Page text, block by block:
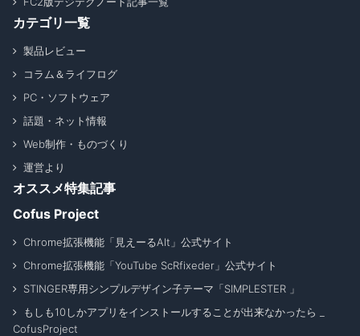
カテゴリ一覧
製品レビュー
コラム＆ライフログ
PC・ソフトウェア
話題・ネット情報
Web制作・ものづくり
運営より
オススメ特集記事
Cofus Project
Chrome拡張機能「見えーるAlt」公式サイト
Chrome拡張機能「YouTube ScRfixeder」公式サイト
STINGER専用シンプルデザイン子テーマ「SIMPLESTER 」
もしも10しかアプリをインストールすることが出来なかったら _
CofusProject